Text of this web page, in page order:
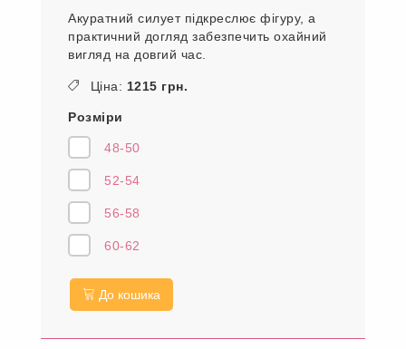
Акуратний силует підкреслює фігуру, а
практичний догляд забезпечить охайний
вигляд на довгий час.
Ціна: 1215 грн.
Розміри
48-50
52-54
56-58
60-62
До кошика